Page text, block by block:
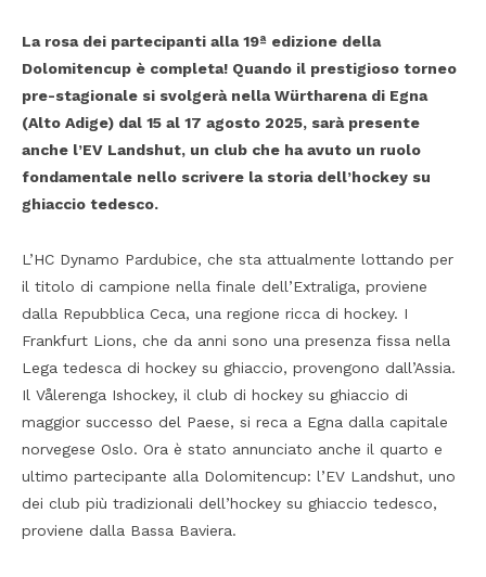
La rosa dei partecipanti alla 19ª edizione della
Dolomitencup è completa! Quando il prestigioso torneo
pre-stagionale si svolgerà nella Würtharena di Egna
(Alto Adige) dal 15 al 17 agosto 2025, sarà presente
anche l’EV Landshut, un club che ha avuto un ruolo
fondamentale nello scrivere la storia dell’hockey su
ghiaccio tedesco.
L’HC Dynamo Pardubice, che sta attualmente lottando per
il titolo di campione nella finale dell’Extraliga, proviene
dalla Repubblica Ceca, una regione ricca di hockey. I
Frankfurt Lions, che da anni sono una presenza fissa nella
Lega tedesca di hockey su ghiaccio, provengono dall’Assia.
Il Vålerenga Ishockey, il club di hockey su ghiaccio di
maggior successo del Paese, si reca a Egna dalla capitale
norvegese Oslo. Ora è stato annunciato anche il quarto e
ultimo partecipante alla Dolomitencup: l’EV Landshut, uno
dei club più tradizionali dell’hockey su ghiaccio tedesco,
proviene dalla Bassa Baviera.